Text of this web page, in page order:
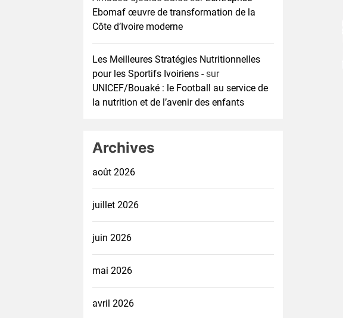
Ebomaf œuvre de transformation de la
Côte d’Ivoire moderne
Les Meilleures Stratégies Nutritionnelles
pour les Sportifs Ivoiriens -sur
UNICEF/Bouaké : le Football au service de
la nutrition et de l’avenir des enfants
Archives
août 2026
juillet 2026
juin 2026
mai 2026
avril 2026